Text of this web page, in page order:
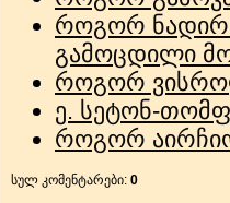
როგორ
გამოცდილი
როგორ
ე. სეტონ-
როგორ
სულ კომენტარები: 0